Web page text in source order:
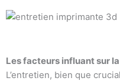
Les facteurs influant sur
L’entretien, bien que